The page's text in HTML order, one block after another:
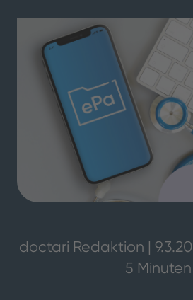
doctari Redaktion |
5 Minuten